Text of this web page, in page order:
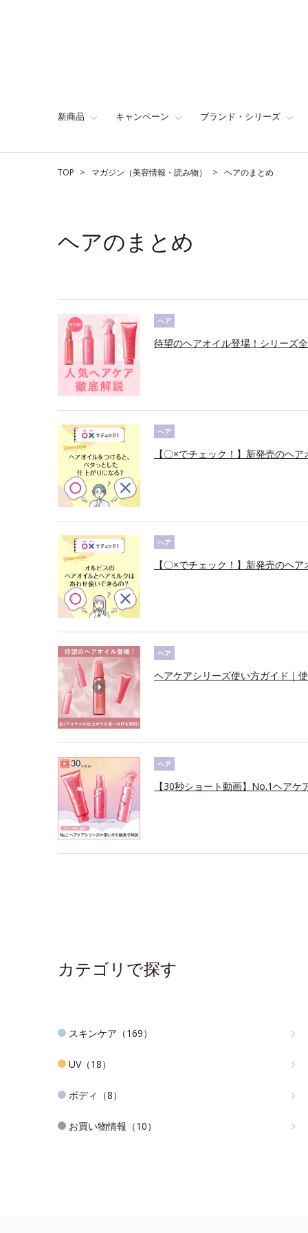
新商品 キャンペーン ブランド・シリーズ
TOP マガジン（美容情報・読み物） ヘアのまとめ
ヘアのまとめ
ヘア
待望のヘアオイル登場！シリーズ
ヘア
【〇×でチェック！】新発売のヘ
ヘア
【〇×でチェック！】新発売のヘ
ヘア
ヘアケアシリーズ使い方ガイド｜
ヘア
【30秒ショート動画】No.1ヘア
カテゴリで探す
スキンケア（169）
UV（18）
ボディ（8）
お買い物情報（10）